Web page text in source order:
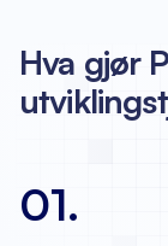
Hva gjør
01.